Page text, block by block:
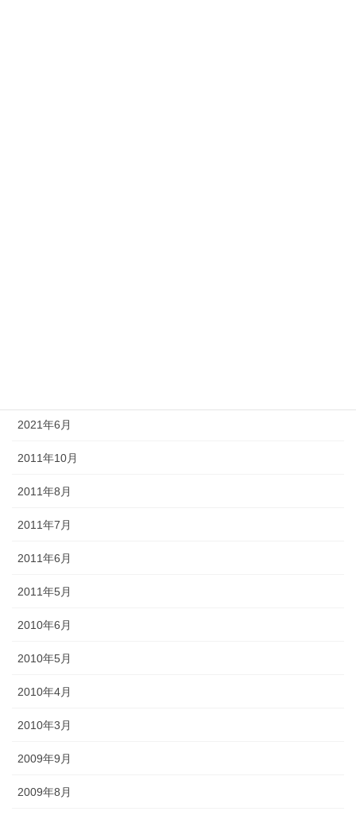
2021年6月
2011年10月
2011年8月
2011年7月
2011年6月
2011年5月
2010年6月
2010年5月
2010年4月
2010年3月
2009年9月
2009年8月